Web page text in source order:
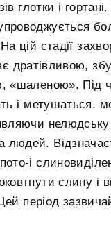
глотки і
цій стадії
дратівливою,
«шаленою». Під
і метушаться,
нелюдську
людей.
і
слину і
період